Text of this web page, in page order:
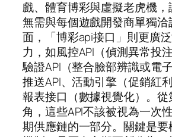
戲、體育博彩與虛擬老虎機
無需與每個遊戲開發商單獨
面，「博彩api接口」則更廣
力，如風控API（偵測異常投
驗證API（整合臉部辨識或電
推送API、活動引擎（促銷紅
報表接口（數據視覺化）。
角，這些API不該被視為一次
期供應鏈的一部分。關鍵是要